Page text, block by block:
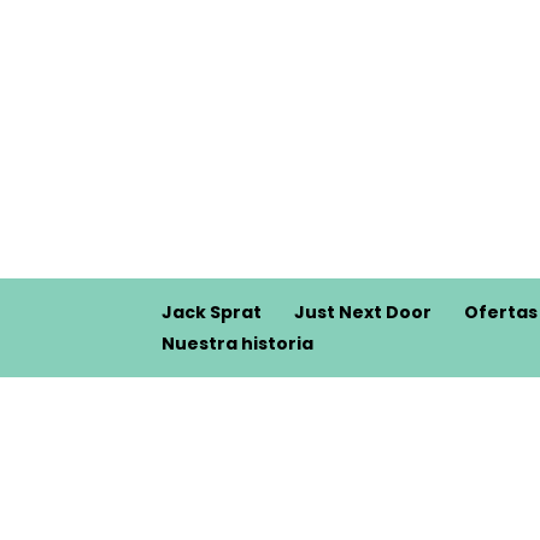
Jack Sprat Just Next Door
Nuestra historia